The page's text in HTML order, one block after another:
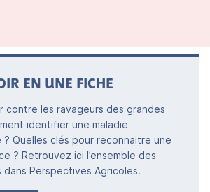
EN UNE FICHE
contre les ravageurs des grandes
identifier une maladie
Quelles clés pour reconnaitre une
? Retrouvez ici l’ensemble des
dans Perspectives Agricoles.